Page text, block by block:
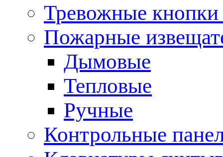
Тревожные кнопки
Пожарные
Дымовые
Тепловые
Ручные
Контрольные